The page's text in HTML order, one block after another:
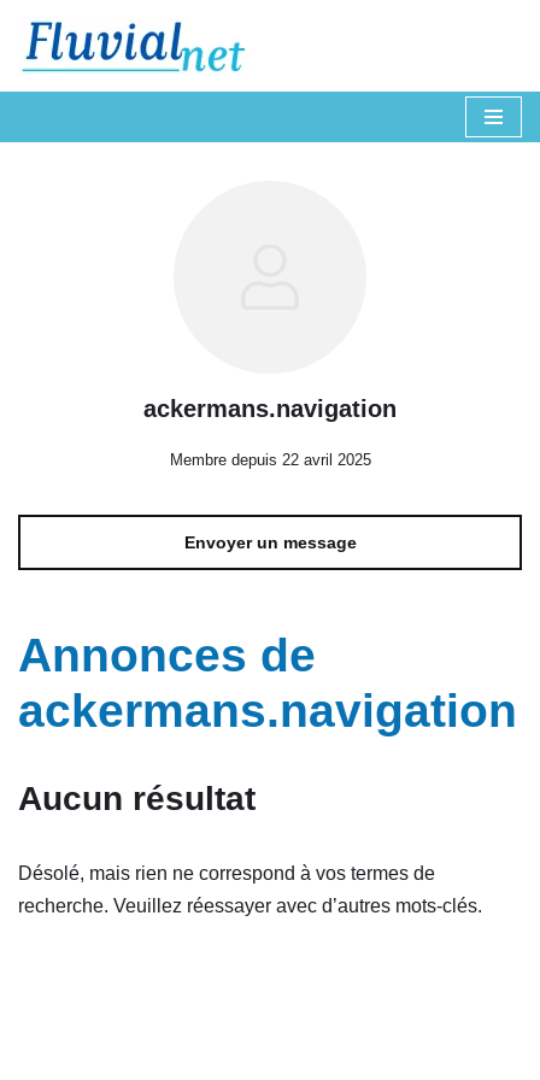
Aller
ackermans.navigation
Membre depuis 22 avril 2025
Envoyer un message
Annonces de
ackermans.navigation
Aucun résultat
Désolé, mais rien ne correspond à vos termes de
recherche. Veuillez réessayer avec d’autres mots-clés.